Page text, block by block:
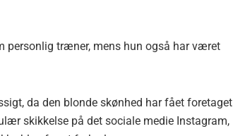
personlig træner, mens hun også har været
da den blonde skønhed har fået foretaget
skikkelse på det sociale medie Instagram,